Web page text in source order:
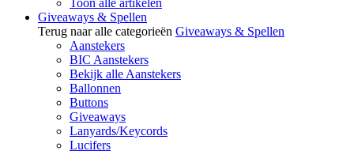
Toon alle artikelen
Giveaways & Spellen
Terug naar alle categorieën Giveaways & Spellen
Aanstekers
BIC Aanstekers
Bekijk alle Aanstekers
Ballonnen
Buttons
Giveaways
Lanyards/Keycords
Lucifers